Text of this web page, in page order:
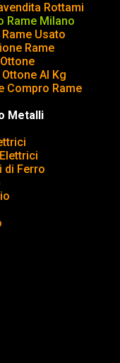
Rottami
Rame Milano
Usato
Rame
Al Kg
Compro Rame
Metalli
di Ferro